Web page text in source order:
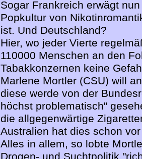
Sogar Frankreich erwägt
Popkultur von
ist. Und Deutschland?
Hier, wo jeder Vierte
110000 Menschen an den
Tabakkonzernen keine
Marlene Mortler (CSU) will
diese werde von der
höchst problematisch"
die allgegenwärtige
Australien hat dies schon
Alles in allem, so lobte
Drogen- und Suchtpolitik